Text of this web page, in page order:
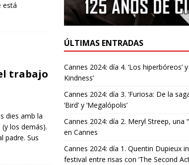
está
trabajo
dies amb la
los demás).
padre. Sus
ÚLTIMAS ENTRADAS
Cannes 2024: día 4. ‘Los hiperbóreos’
Kindness’
Cannes 2024: día 3. ‘Furiosa: De la
‘Bird’ y ‘Megalópolis’
Cannes 2024: día 2. Meryl Streep, una
en Cannes
Cannes 2024: día 1. Quentin Dupieux
festival entre risas con ‘The Second